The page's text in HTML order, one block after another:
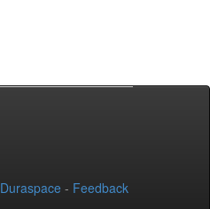
Duraspace - Feedback